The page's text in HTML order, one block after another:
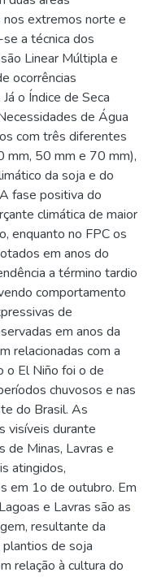
nos extremos norte e
a técnica dos
Linear Múltipla e
ocorrências
o Índice de Seca
de Água
com três diferentes
mm, 50 mm e 70 mm),
da soja e do
fase positiva do
climática de maior
enquanto no FPC os
em anos do
a término tardio
comportamento
de
em anos da
relacionadas com a
o El Niño foi o de
chuvosos e nas
do Brasil. As
visíveis durante
de Minas, Lavras e
atingidos,
em 1o de outubro. Em
e Lavras são as
resultante da
de soja
relação à cultura do